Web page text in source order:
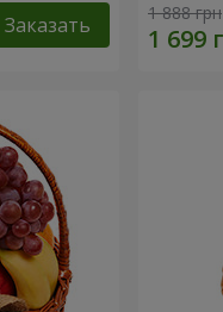
Заказать 1 888 грн